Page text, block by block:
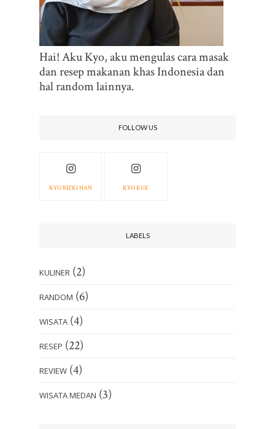
Hai! Aku Kyo, aku mengulas cara masak
dan resep makanan khas Indonesia dan
hal random lainnya.
FOLLOW US
KYO RIZKI HAN KYO KUE
LABELS
KULINER (2)
RANDOM (6)
WISATA (4)
RESEP (22)
REVIEW (4)
WISATA MEDAN (3)